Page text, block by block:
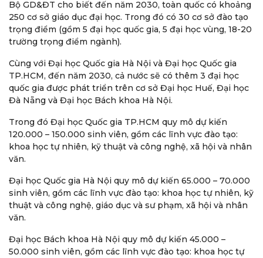
Bộ GD&ĐT cho biết đến năm 2030, toàn quốc có khoảng
250 cơ sở giáo dục đại học. Trong đó có 30 cơ sở đào tạo
trọng điểm (gồm 5 đại học quốc gia, 5 đại học vùng, 18-20
trường trọng điểm ngành).
Cùng với Đại học Quốc gia Hà Nội và Đại học Quốc gia
TP.HCM, đến năm 2030, cả nước sẽ có thêm 3 đại học
quốc gia được phát triển trên cơ sở Đại học Huế, Đại học
Đà Nẵng và Đại học Bách khoa Hà Nội.
Trong đó Đại học Quốc gia TP.HCM quy mô dự kiến
120.000 – 150.000 sinh viên, gồm các lĩnh vực đào tạo:
khoa học tự nhiên, kỹ thuật và công nghệ, xã hội và nhân
văn.
Đại học Quốc gia Hà Nội quy mô dự kiến 65.000 – 70.000
sinh viên, gồm các lĩnh vực đào tạo: khoa học tự nhiên, kỹ
thuật và công nghệ, giáo dục và sư phạm, xã hội và nhân
văn.
Đại học Bách khoa Hà Nội quy mô dự kiến 45.000 –
50.000 sinh viên, gồm các lĩnh vực đào tạo: khoa học tự